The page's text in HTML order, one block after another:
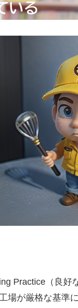
Practice（良
場が厳格な基準